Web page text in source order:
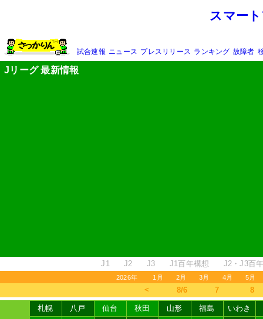
スマー
試合速報 ニュース プレスリリース ランキング 故障者
Jリーグ 最新情報
J1 J2 J3 J1百年構想 J2・J3百
2026年 1月 2月 3月 4月 5月
＜ 8/6 7 8
札幌 八戸 仙台 秋田 山形 福島
いわき